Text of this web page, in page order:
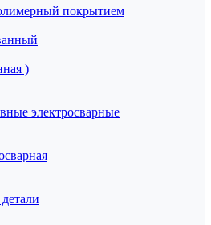
покрытием
)
электросварные